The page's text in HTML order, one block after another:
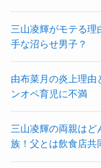
三山凌輝がモテる理
手な沼らせ男子？
由布菜月の炎上理由
ンオペ育児に不満
三山凌輝の両親はど
族！父とは飲食店共